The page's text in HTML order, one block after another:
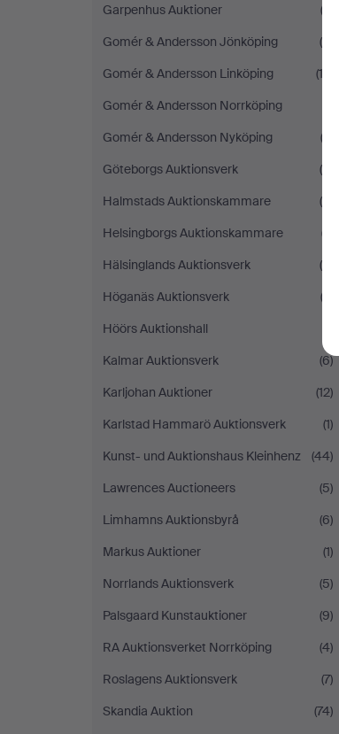
Garpenhus Auktioner
(3)
Gomér & Andersson Jönköping
(4)
Gomér & Andersson Linköping
(12)
Gomér & Andersson Norrköping
Gomér & Andersson Nyköping
(2)
Göteborgs Auktionsverk
(6)
Halmstads Auktionskammare
(4)
Helsingborgs Auktionskammare
(7)
Hälsinglands Auktionsverk
(6)
Höganäs Auktionsverk
(2)
Höörs Auktionshall
Kalmar Auktionsverk
(6)
Karljohan Auktioner
(12)
Karlstad Hammarö Auktionsverk
(1)
Kunst- und Auktionshaus Kleinhenz
(44)
Lawrences Auctioneers
(5)
Limhamns Auktionsbyrå
(6)
Markus Auktioner
(1)
Norrlands Auktionsverk
(5)
Palsgaard Kunstauktioner
(9)
RA Auktionsverket Norrköping
(4)
Roslagens Auktionsverk
(7)
Skandia Auktion
(74)